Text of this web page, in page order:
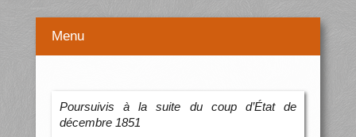
Menu
Poursuivis à la suite du coup d’État de
décembre 1851